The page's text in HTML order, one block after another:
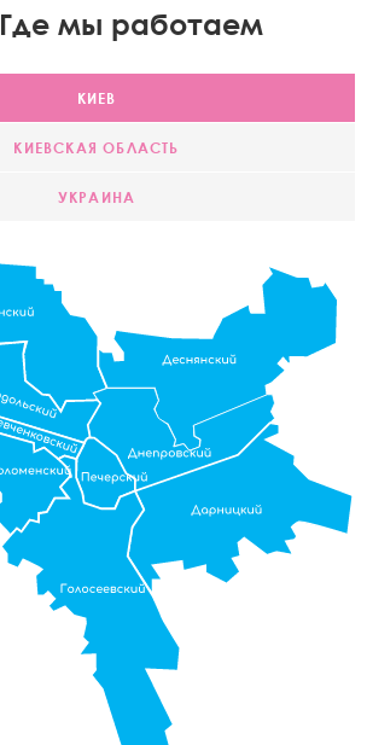
Где мы работаем
КИЕВ
КИЕВСКАЯ ОБЛАСТЬ
УКРАИНА